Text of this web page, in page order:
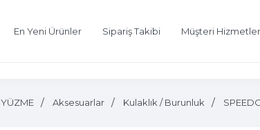
En Yeni Ürünler Sipariş Takibi Müşteri
YÜZME Aksesuarlar Kulaklık / Burunluk